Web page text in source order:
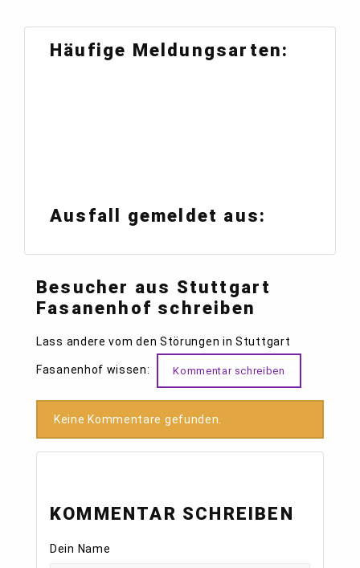
Häufige Meldungsarten:
Ausfall gemeldet aus:
Besucher aus Stuttgart
Fasanenhof schreiben
Lass andere vom den Störungen in Stuttgart
Fasanenhof wissen: Kommentar schreiben
Keine Kommentare gefunden.
KOMMENTAR SCHREIBEN
Dein Name